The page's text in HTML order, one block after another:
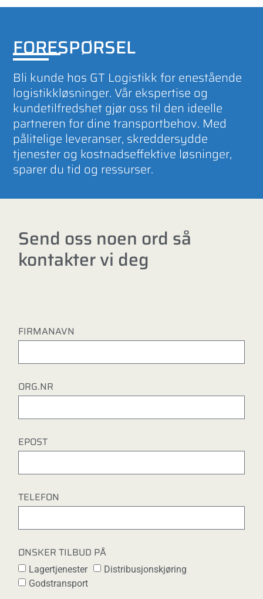
FORESPØRSEL
Bli kunde hos GT Logistikk for enestående
logistikkløsninger. Vår ekspertise og
kundetilfredshet gjør oss til den ideelle
partneren for dine transportbehov. Med
pålitelige leveranser, skreddersydde
tjenester og kostnadseffektive løsninger,
sparer du tid og ressurser.
Send oss noen ord så
kontakter vi deg
FIRMANAVN
ORG.NR
EPOST
TELEFON
ØNSKER TILBUD PÅ
Lagertjenester
Distribusjonskjøring
Godstransport